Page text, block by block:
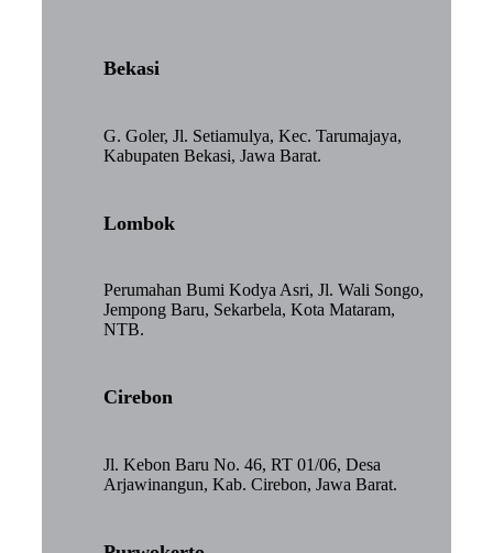
Bekasi
G. Goler, Jl. Setiamulya, Kec. Tarumajaya,
Kabupaten Bekasi, Jawa Barat.
Lombok
Perumahan Bumi Kodya Asri, Jl. Wali Songo,
Jempong Baru, Sekarbela, Kota Mataram,
NTB.
Cirebon
Jl. Kebon Baru No. 46, RT 01/06, Desa
Arjawinangun, Kab. Cirebon, Jawa Barat.